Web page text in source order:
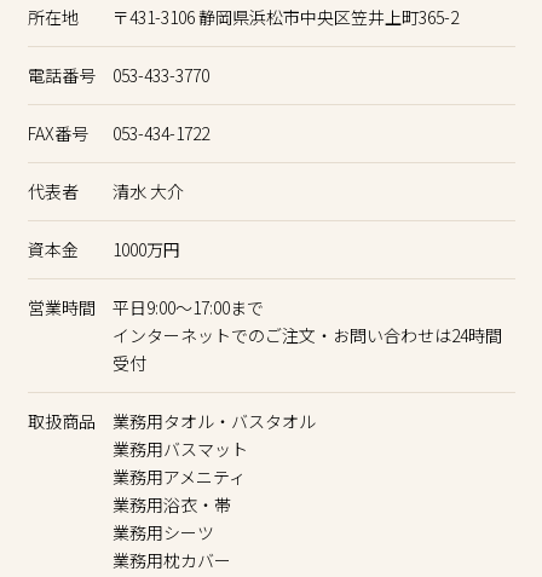
所在地 〒431-3106 静岡県浜松市中央区笠井上町365-2
電話番号 053-433-3770
FAX番号 053-434-1722
代表者 清水 大介
資本金 1000万円
営業時間
平日9:00～17:00まで
インターネットでのご注文・お問い合わせは24時間
受付
取扱商品
業務用タオル・バスタオル
業務用バスマット
業務用アメニティ
業務用浴衣・帯
業務用シーツ
業務用枕カバー